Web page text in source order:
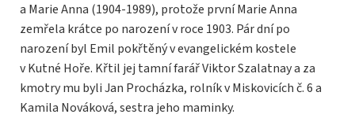
a Marie Anna (1904-1989), protože první Marie Anna
zemřela krátce po narození v roce 1903. Pár dní po
narození byl Emil pokřtěný v evangelickém kostele
v Kutné Hoře. Křtil jej tamní farář Viktor Szalatnay a za
kmotry mu byli Jan Procházka, rolník v Miskovicích č. 6 a
Kamila Nováková, sestra jeho maminky.